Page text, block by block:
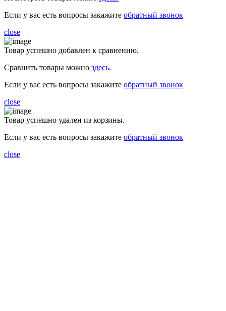
Если у вас есть вопросы закажите обратный звонок
close
Товар успешно добавлен к сравнению.
Сравнить товары можно здесь.
Если у вас есть вопросы закажите обратный звонок
close
Товар успешно удален из корзины.
Если у вас есть вопросы закажите обратный звонок
close